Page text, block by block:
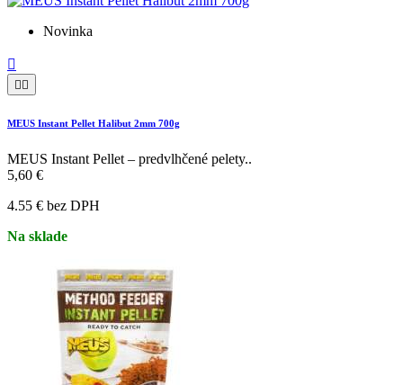
Novinka

 
MEUS Instant Pellet Halibut 2mm 700g
MEUS Instant Pellet – predvlhčené pelety..
5,60 €
4.55 € bez DPH
Na sklade